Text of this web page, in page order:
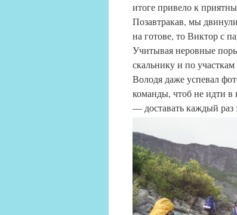
итоге привело к
Позавтракав, мы
на готове, то Виктор с
Учитывая неровные
скальнику и по
Володя даже успевал
команды, чтоб не идти в
— доставать каждый раз